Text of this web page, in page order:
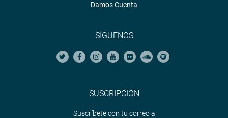
Damos Cuenta
SÍGUENOS
SUSCRIPCIÓN
Suscríbete con tu correo a